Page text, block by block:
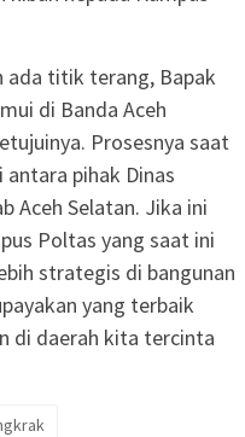
ada titik terang, Bapak
di Banda Aceh
Prosesnya saat
pihak Dinas
Aceh Selatan. Jika ini
Poltas yang saat ini
strategis di bangunan
yang terbaik
di daerah kita tercinta